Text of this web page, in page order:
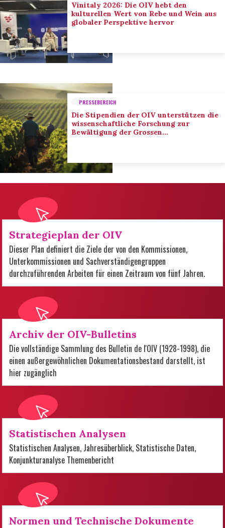
Vinitaly 2026: Die OIV hebt den
kulturellen Wert von Rebe und Wein aus
globaler Perspektive hervor
PRESSEBEREICH
Die Stipendien der OIV unterstützen die
wissenschaftliche Forschung zur
Bewältigung der Grossen
Strategieplan der OIV
Dieser Plan definiert die Ziele der von den Kommissionen,
Unterkommissionen und Sachverständigengruppen
durchzuführenden Arbeiten für einen Zeitraum von fünf Jahren.
Archiv der OIV-Bulletins
Die vollständige Sammlung des Bulletin de l'OIV (1928-1998), die
einen außergewöhnlichen Dokumentationsbestand darstellt, ist
hier zugänglich
Statistischen Analysen
Statistischen Analysen, Jahresüberblick, Statistische Daten,
Konjunkturanalyse Themenbericht
Normen und Technische Dokumente